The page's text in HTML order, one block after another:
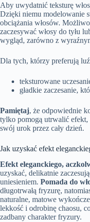
Aby uwydatnić teksturę
Dzięki niemu modelowanie
obciążania włosów.
zaczesywać włosy do tyłu
wygląd, zarówno z
Dla tych, którzy preferują
teksturowane
gładkie zaczesanie,
Pamiętaj, że odpowiednie
tylko pomogą utrwalić efekt,
swój urok przez cały dzień.
Jak uzyskać efekt
Efekt eleganckiego,
uzyskać, delikatnie
uniesieniem. Pomada do
długotrwałą fryzurę,
naturalne, matowe
lekkość i odrobinę chaosu,
zadbany charakter fryzury.